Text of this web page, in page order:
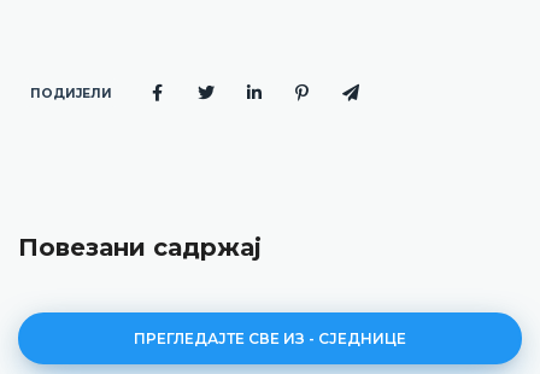
ПОДИЈЕЛИ
Повезани садржај
ПРЕГЛЕДАЈТЕ СВЕ ИЗ - СЈЕДНИЦЕ